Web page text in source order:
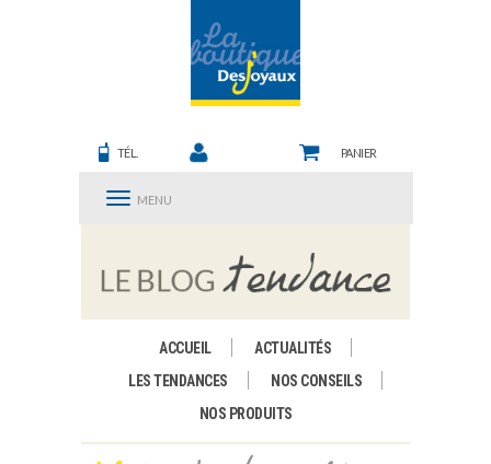
TÉL. PANIER
MENU
ACCUEIL
ACTUALITÉS
LES TENDANCES
NOS CONSEILS
NOS PRODUITS